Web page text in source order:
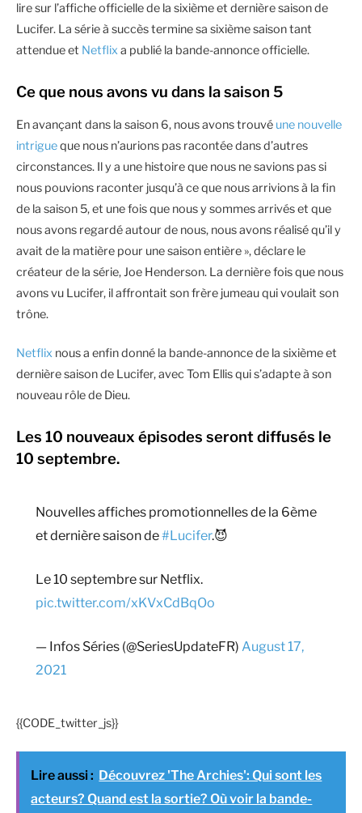
lire sur l’affiche officielle de la sixième et dernière saison de
Lucifer. La série à succès termine sa sixième saison tant
attendue et Netflixa publié la bande-annonce officielle.
Ce que nous avons vu dans la saison 5
En avançant dans la saison 6, nous avons trouvé une nouvelle
intrigueque nous n’aurions pas racontée dans d’autres
circonstances. Il y a une histoire que nous ne savions pas si
nous pouvions raconter jusqu’à ce que nous arrivions à la fin
de la saison 5, et une fois que nous y sommes arrivés et que
nous avons regardé autour de nous, nous avons réalisé qu’il y
avait de la matière pour une saison entière », déclare le
créateur de la série, Joe Henderson. La dernière fois que nous
avons vu Lucifer, il affrontait son frère jumeau qui voulait son
trône.
Netflix nous a enfin donné la bande-annonce de la sixième et
dernière saison de Lucifer, avec Tom Ellis qui s’adapte à son
nouveau rôle de Dieu.
Les 10 nouveaux épisodes seront diffusés le
10 septembre.
Nouvelles affiches promotionnelles de la 6ème
et dernière saison de#Lucifer.😈
Le 10 septembre sur Netflix.
pic.twitter.com/xKVxCdBqOo
— Infos Séries (@SeriesUpdateFR) August 17,
2021
{{CODE_twitter_js}}
Lire aussi : Découvrez 'The Archies': Qui sont les
acteurs? Quand est la sortie? Où voir la bande-